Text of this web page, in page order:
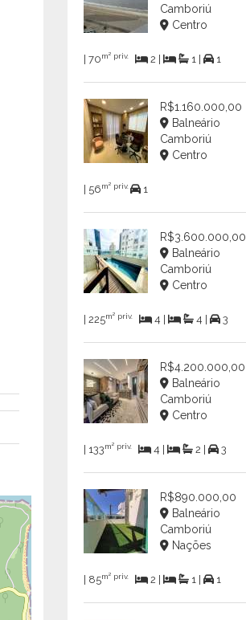
Camboriú
Centro
| 70m² priv. 2 | 1 | 1
R$1.160.000,00
Balneário
Camboriú
Centro
| 56m² priv. 1
R$3.600.000,00
Balneário
Camboriú
Centro
| 225m² priv. 4 | 4 | 3
R$4.200.000,00
Balneário
Camboriú
Centro
| 133m² priv. 4 | 2 | 3
R$890.000,00
Balneário
Camboriú
Nações
| 85m² priv. 2 | 1 | 1